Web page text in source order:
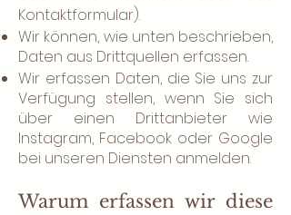
Kontaktformular).
Wir können, wie unten beschrieben,
Daten aus Drittquellen erfassen.
Wir erfassen Daten, die Sie uns zur
Verfügung stellen, wenn Sie sich
über einen Drittanbieter wie
Instagram, Facebook oder Google
bei unseren Diensten anmelden.
Warum erfassen wir diese